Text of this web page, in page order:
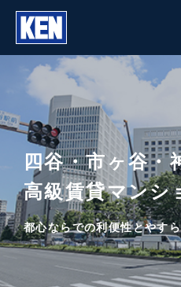
四谷・市ヶ谷・
高級賃貸マンシ
都心ならでの利便性とやすら